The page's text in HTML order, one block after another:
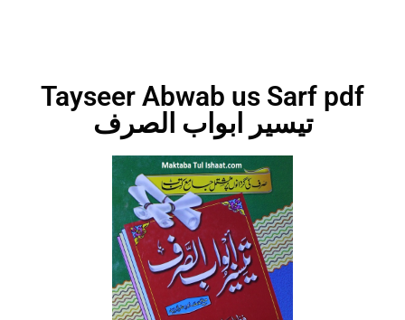
Tayseer Abwab us Sarf pdf
تیسیر ابواب الصرف